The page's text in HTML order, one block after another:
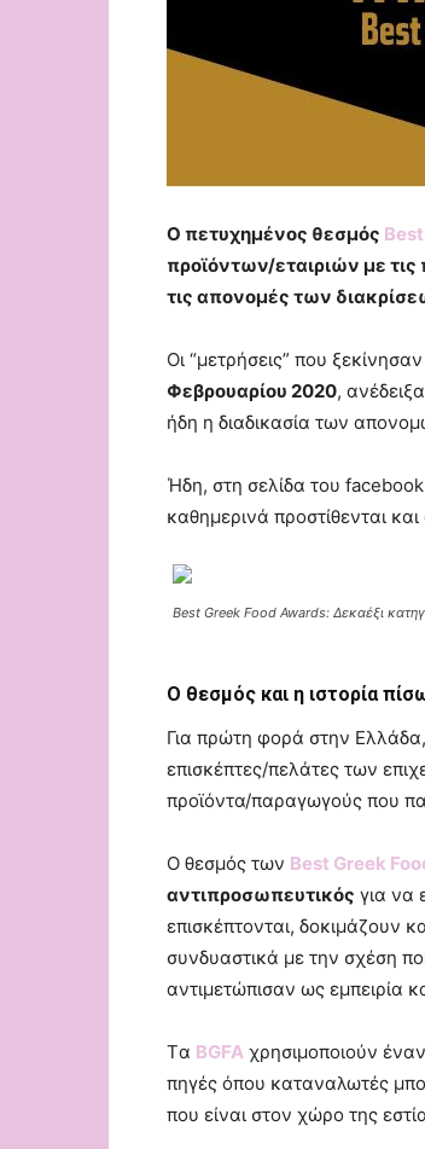
Ο πετυχημένος θεσμός
προϊόντων/εταιριών με
τις απονομές των
Οι “μετρήσεις” που
Φεβρουαρίου 2020,
ήδη η διαδικασία των
Ήδη, στη σελίδα του
καθημερινά προστίθενται
Best Greek Food Awards: Δεκαέξι
Ο θεσμός και η ιστορία
Για πρώτη φορά στην
επισκέπτες/πελάτες των
προϊόντα/παραγωγούς που
Ο θεσμός των Best Greek
αντιπροσωπευτικός για να
επισκέπτονται, δοκιμάζουν
συνδυαστικά με την σχέση
αντιμετώπισαν ως εμπειρία
Tα BGFA χρησιμοποιούν
πηγές όπου καταναλωτές
που είναι στον χώρο της